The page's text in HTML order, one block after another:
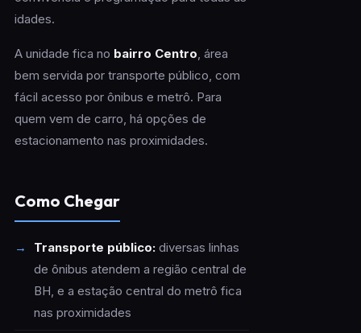
idades.
A unidade fica no bairro Centro, área
bem servida por transporte público, com
fácil acesso por ônibus e metrô. Para
quem vem de carro, há opções de
estacionamento nas proximidades.
Como Chegar
Transporte público:diversas linhas
de ônibus atendem a região central de
BH, e a estação central do metrô fica
nas proximidades